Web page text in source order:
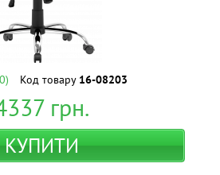
Код товару 16-08203
грн.
КУПИТИ